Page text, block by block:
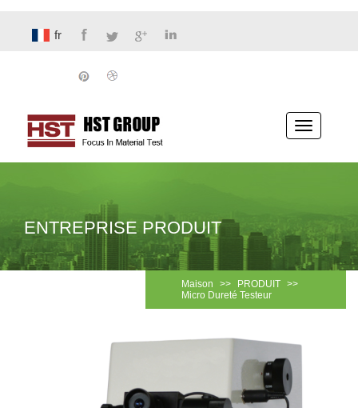
fr
Basculer
la
ENTREPRISE PRODUIT
Maison >> PRODUIT >>
Micro Dureté Testeur